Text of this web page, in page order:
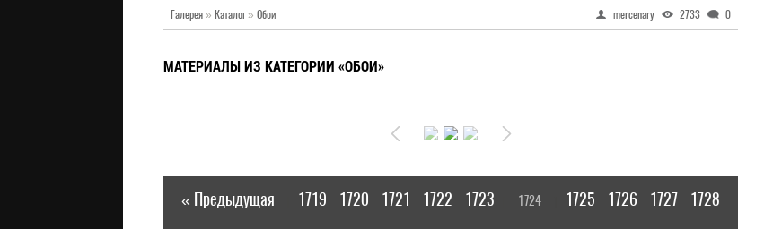
Галерея» Каталог» Обои mercenary 2733 0
МАТЕРИАЛЫ ИЗ КАТЕГОРИИ «ОБОИ»
« Предыдущая 1719 1720 1721 1722 1723 1724 1725 1726 1727 1728